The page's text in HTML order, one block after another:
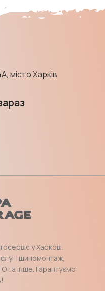
місто Харків
у Харкові.
шиномонтаж,
та інше. Гарантуємо